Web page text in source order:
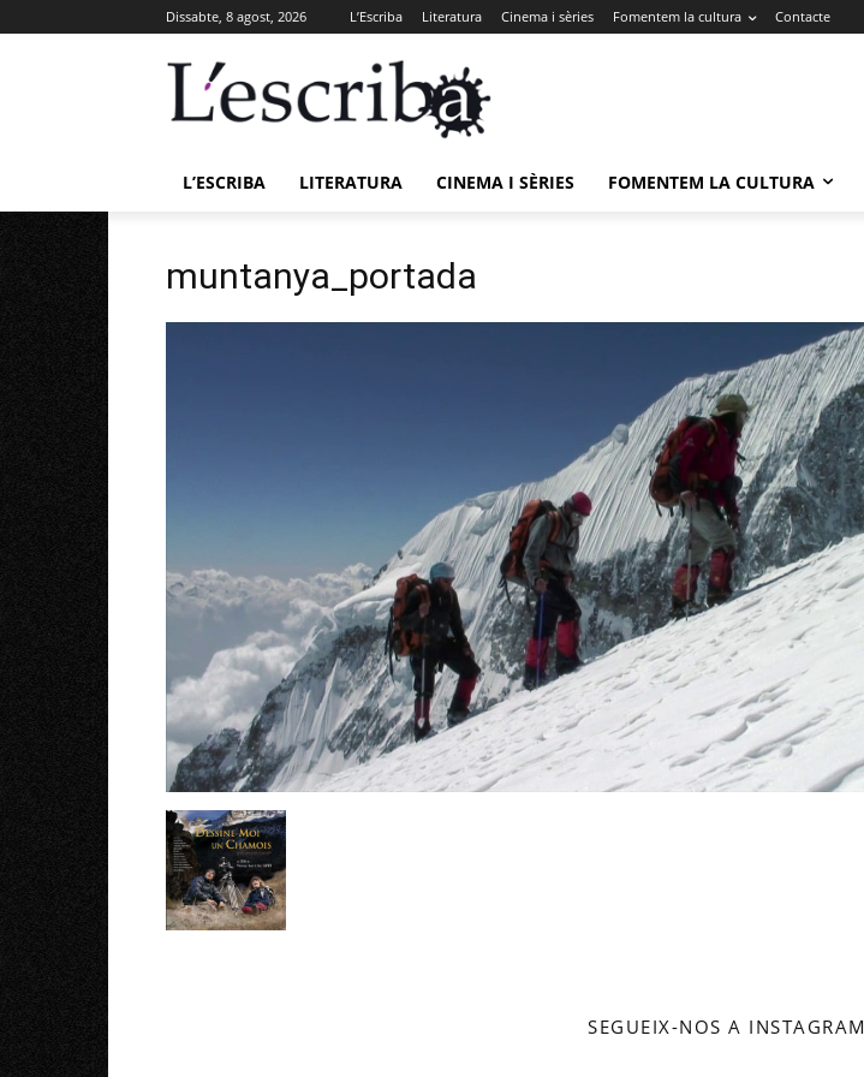
Dissabte, 8 agost, 2026 L’Escriba Literatura Cinema i sèries Fomentem la cultura Contacte
L’ESCRIBA LITERATURA CINEMA I SÈRIES FOMENTEM LA CULTURA
muntanya_portada
SEGUEIX-NOS A INSTAGRAM